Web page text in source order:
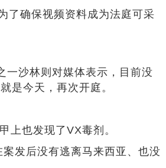
确保视频资料成为法庭可采
沙林则对媒体表示，目前没
是今天，再次开庭。
也发现了VX毒剂。
发后没有逃离马来西亚、也没